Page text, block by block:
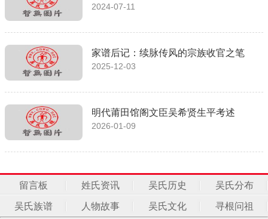
2024-07-11
家谱后记：续脉传风的宗族收官之笔
2025-12-03
明代莆田馆阁文臣吴希贤生平考述
2026-01-09
留言板 姓氏资讯 吴氏历史 吴氏分布
吴氏族谱 人物故事 吴氏文化 寻根问祖